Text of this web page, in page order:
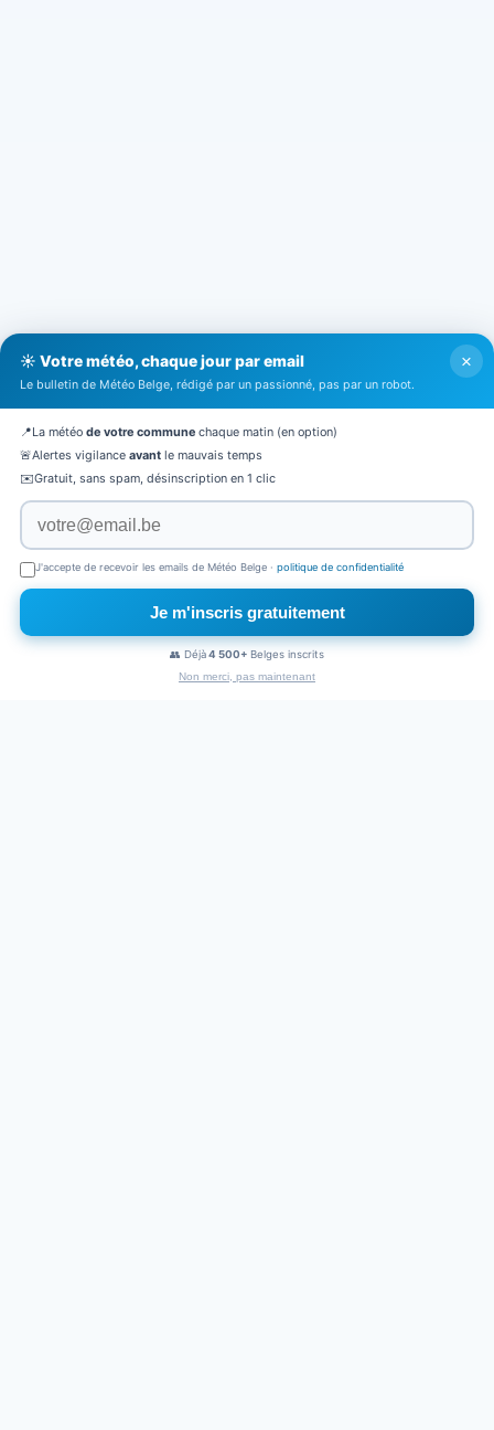
×
Naviguez sans pub
×
☀️ Votre météo, chaque jour par email
Le bulletin de Météo Belge, rédigé par un passionné, pas par un robot.
📍La météo de votre commune chaque matin (en option)
🚨Alertes vigilance avant le mauvais temps
✉️Gratuit, sans spam, désinscription en 1 clic
J'accepte de recevoir les emails de Météo Belge · politique de confidentialité
Je m'inscris gratuitement
👥 Déjà4 500+ Belges inscrits
Non merci, pas maintenant